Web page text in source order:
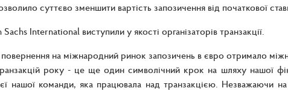
суттєво зменшити вартість запозичення від початкової
International виступили у якості організаторів транзакції.
на міжнародний ринок запозичень в євро отримало
року - це ще один символічний крок на шляху нашої
нашої команди, яка працювала над транзакцією. Незважаючи